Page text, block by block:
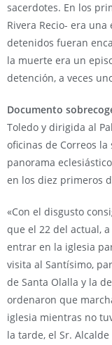
sacerdotes. En los
Rivera Recio- era
detenidos fueran
la muerte era un
detención, a veces
Documento
Toledo y dirigida al
oficinas de Correos
panorama
en los diez primeros
«Con el disgusto
que el 22 del actual,
entrar en la iglesia
visita al Santísimo,
de Santa Olalla y la
ordenaron que
iglesia mientras no
la tarde, el Sr.